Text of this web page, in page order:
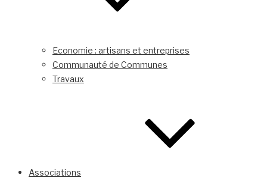
Economie : artisans et entreprises
Communauté de Communes
Travaux
Associations